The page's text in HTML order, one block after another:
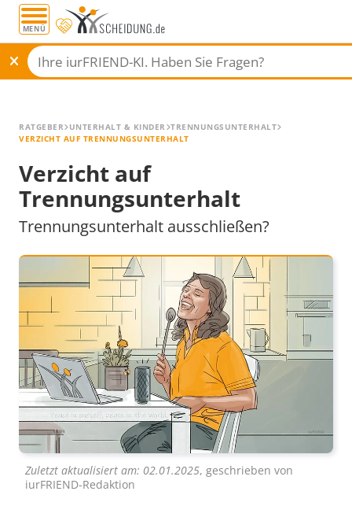
MENÜ
Alle Ratgeber
RATGEBER UNTERHALT & KINDER TRENNUNGSUNTERHALT
VERZICHT AUF TRENNUNGSUNTERHALT
Verzicht auf
Trennungsunterhalt
Trennungsunterhalt ausschließen?
Zuletzt aktualisiert am: 02.01.2025, geschrieben von
iurFRIEND-Redaktion